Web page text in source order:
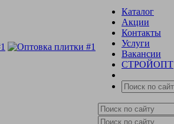
Каталог
Акции
Контакты
Услуги
Вакансии
СТРОЙОПТ